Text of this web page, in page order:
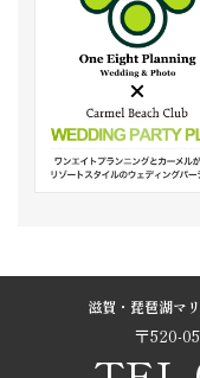
滋賀・琵琶湖マ
〒520-